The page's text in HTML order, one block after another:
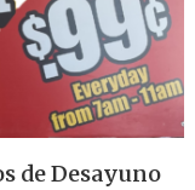
de Desayuno